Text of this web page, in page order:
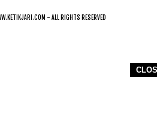
- ALL RIGHTS RESERVED